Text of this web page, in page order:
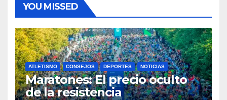
YOU MISSED
ATLETISMO CONSEJOS DEPORTES NOTICIAS
Maratones: El precio oculto
de la resistencia